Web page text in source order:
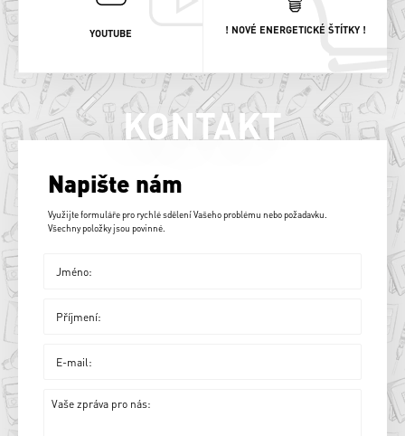
YOUTUBE ! NOVÉ ENERGETICKÉ ŠTÍTKY !
KONTAKT
Napište nám
Využijte formuláře pro rychlé sdělení Vašeho problému nebo požadavku.
Všechny položky jsou povinné.